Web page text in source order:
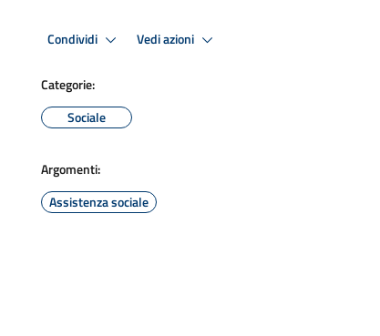
Condividi Vedi azioni
Categorie:
Sociale
Argomenti:
Assistenza sociale